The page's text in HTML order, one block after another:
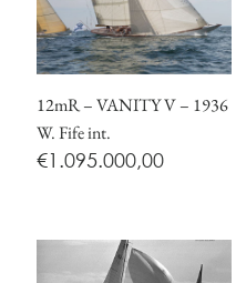
12mR – VANITY V – 1936
W. Fife int.
€1.095.000,00